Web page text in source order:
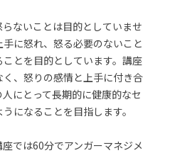
ないことは目的としていませ
に怒れ、怒る必要のないこと
とを目的としています。講座
、怒りの感情と上手に付き合
にとって長期的に健康的なセ
になることを目指します。
では60分でアンガーマネジメ